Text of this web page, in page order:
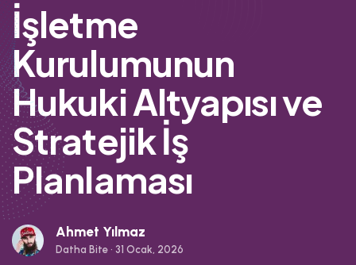
İşletme
Kurulumunun
Hukuki Altyapısı ve
Stratejik İş
Planlaması
Ahmet Yılmaz
Datha Bite • 31 Ocak, 2026